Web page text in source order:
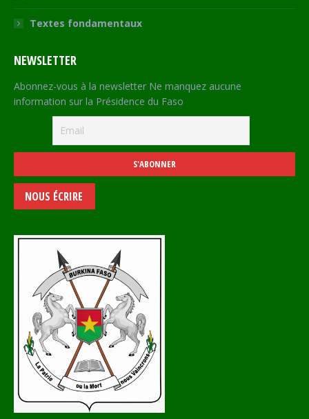
Textes fondamentaux
NEWSLETTER
Abonnez-vous à la newsletter Ne manquez aucune
information sur la Présidence du Faso
NOUS ÉCRIRE